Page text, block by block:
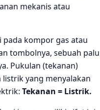
mekanis atau
pada kompor gas atau
tombolnya, sebuah palu
Pukulan (tekanan)
yang menyalakan
Tekanan = Listrik.